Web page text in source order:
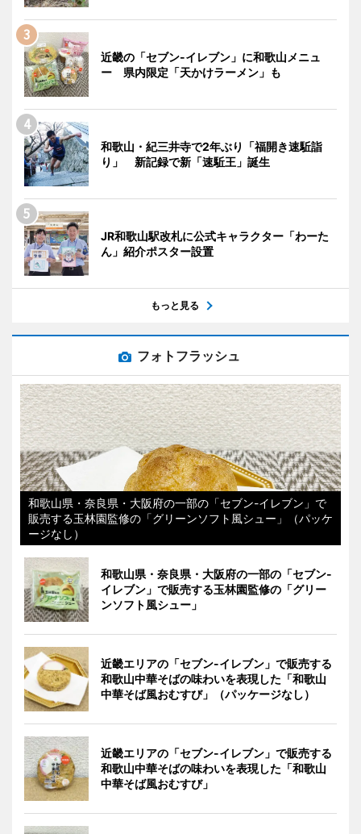
近畿の「セブン-イレブン」に和歌山メニュ
ー 県内限定「天かけラーメン」も
和歌山・紀三井寺で2年ぶり「福開き速駈詣
り」 新記録で新「速駈王」誕生
JR和歌山駅改札に公式キャラクター「わーた
ん」紹介ポスター設置
もっと見る
フォトフラッシュ
和歌山県・奈良県・大阪府の一部の「セブン-イレブン」で
販売する玉林園監修の「グリーンソフト風シュー」（パッケ
ージなし）
和歌山県・奈良県・大阪府の一部の「セブン-
イレブン」で販売する玉林園監修の「グリー
ンソフト風シュー」
近畿エリアの「セブン-イレブン」で販売する
和歌山中華そばの味わいを表現した「和歌山
中華そば風おむすび」（パッケージなし）
近畿エリアの「セブン-イレブン」で販売する
和歌山中華そばの味わいを表現した「和歌山
中華そば風おむすび」